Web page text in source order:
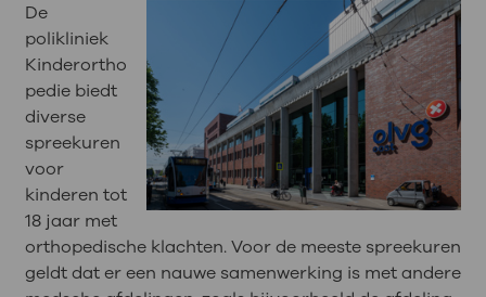
De
polikliniek
Kinderortho
pedie biedt
diverse
spreekuren
voor
kinderen tot
18 jaar met
orthopedische klachten. Voor de meeste spreekuren
geldt dat er een nauwe samenwerking is met andere